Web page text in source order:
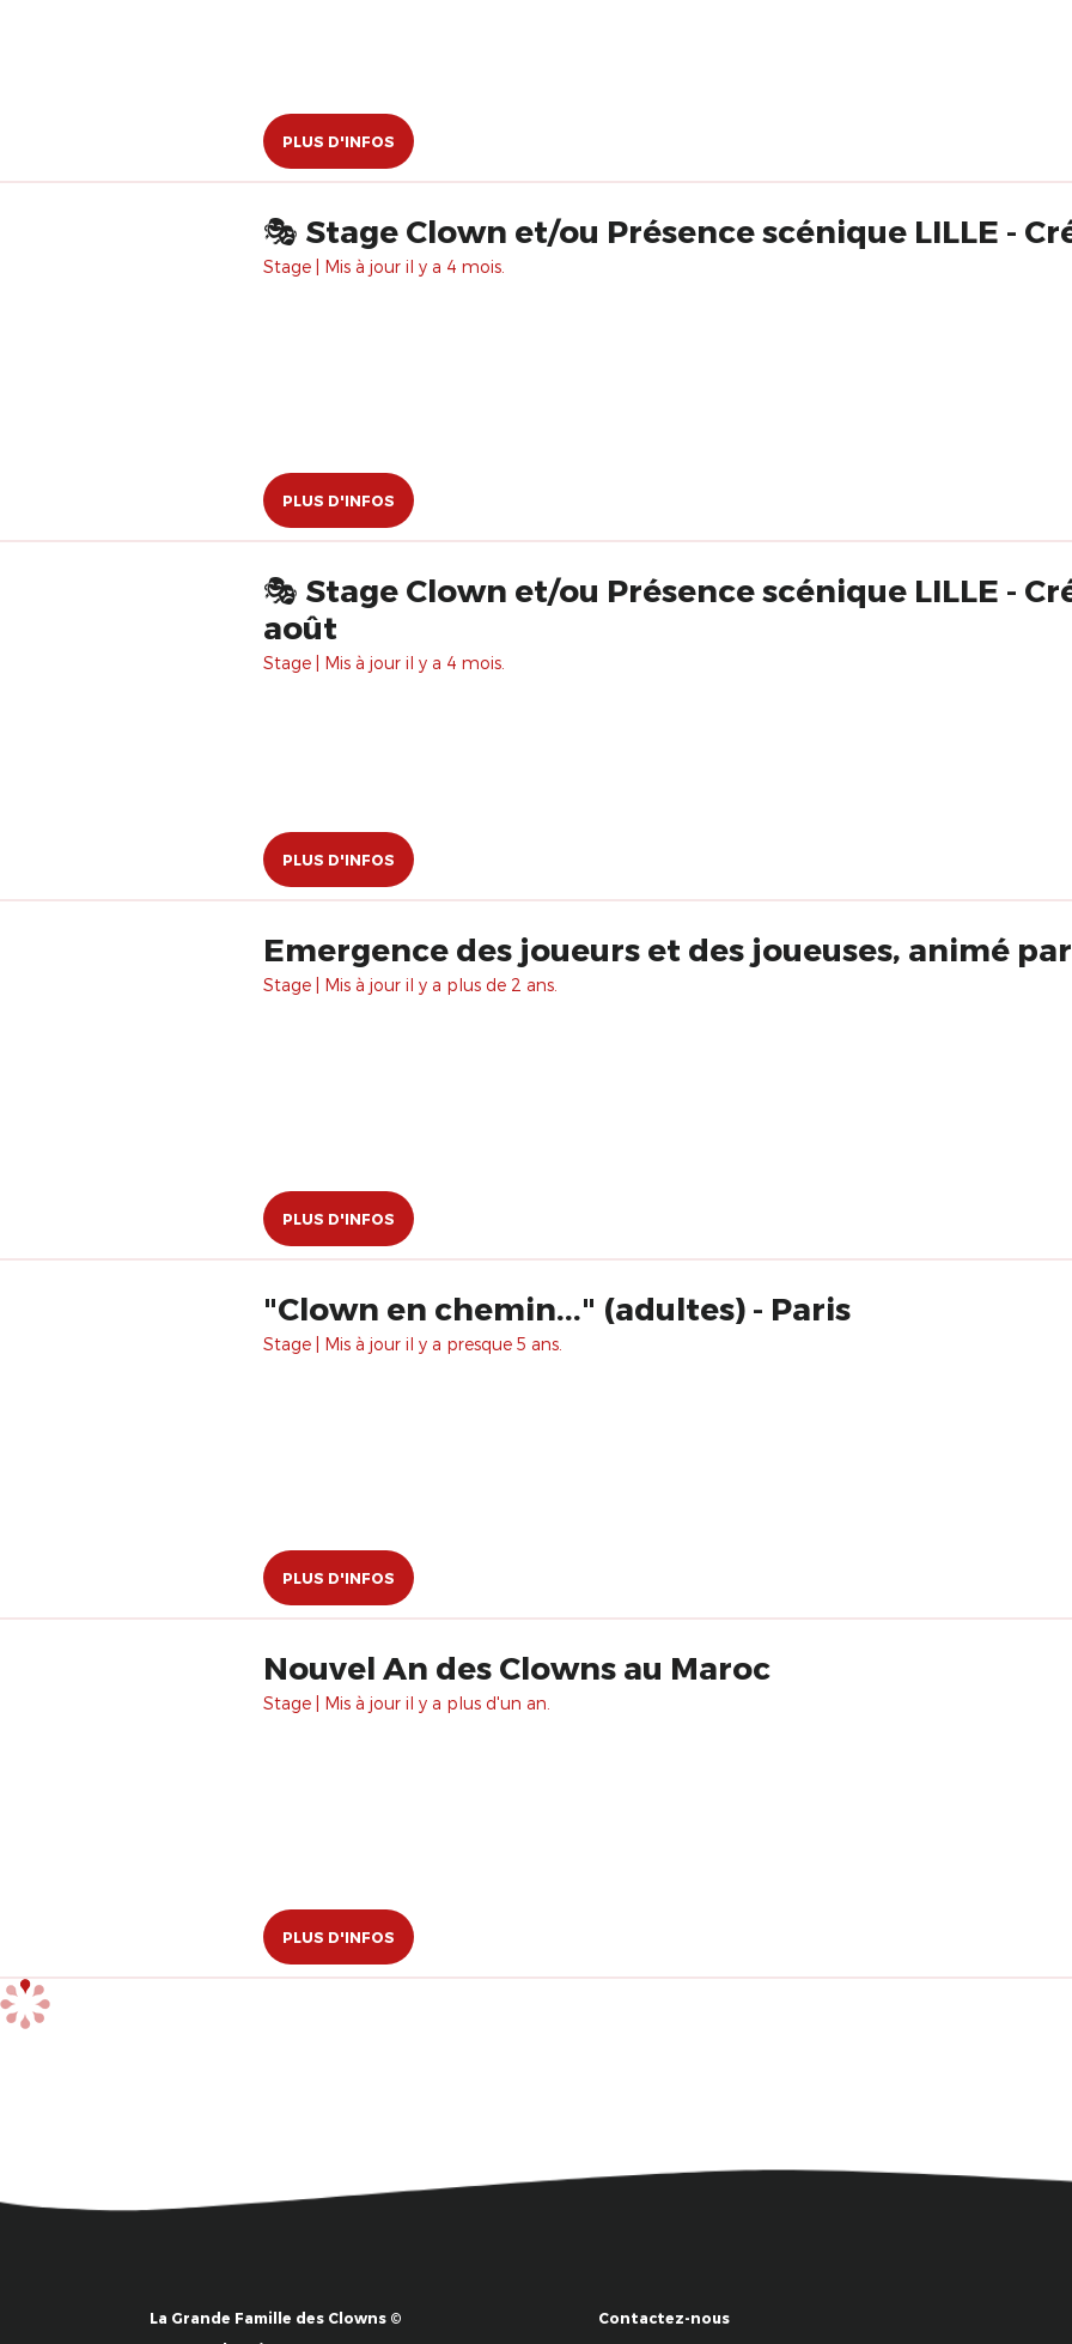
PLUS D'INFOS
🎭 Stage Clown et/ou Présence scénique LILLE -
Stage | Mis à jour il y a 4 mois.
PLUS D'INFOS
🎭 Stage Clown et/ou Présence scénique LILLE -
août
Stage | Mis à jour il y a 4 mois.
PLUS D'INFOS
Emergence des joueurs et des joueuses, animé
Stage | Mis à jour il y a plus de 2 ans.
PLUS D'INFOS
"Clown en chemin..." (adultes) - Paris
Stage | Mis à jour il y a presque 5 ans.
PLUS D'INFOS
Nouvel An des Clowns au Maroc
Stage | Mis à jour il y a plus d'un an.
PLUS D'INFOS
La Grande Famille des Clowns ©
Contactez-nous